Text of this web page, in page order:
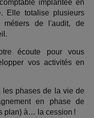
implantée en
Elle totalise plusieurs
métiers de l'audit, de
écoute pour vous
vos activités en
les phases de la vie de
en phase de
plan) à… la cession !